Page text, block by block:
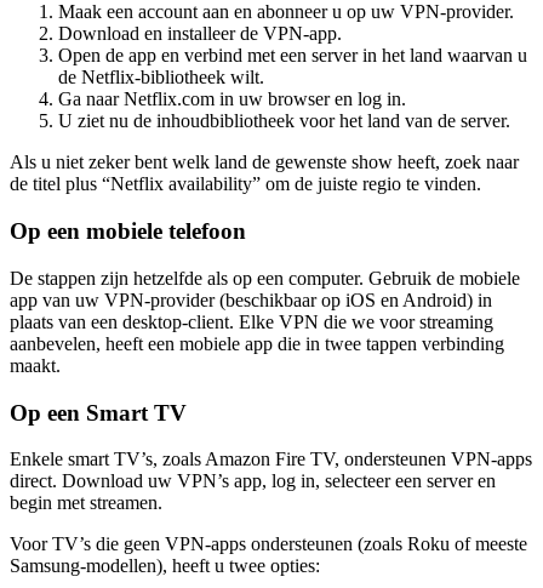
Maak een account aan en abonneer u op uw VPN-provider.
Download en installeer de VPN-app.
Open de app en verbind met een server in het land waarvan u
de Netflix-bibliotheek wilt.
Ga naar Netflix.com in uw browser en log in.
U ziet nu de inhoudbibliotheek voor het land van de server.
Als u niet zeker bent welk land de gewenste show heeft, zoek naar
de titel plus “Netflix availability” om de juiste regio te vinden.
Op een mobiele telefoon
De stappen zijn hetzelfde als op een computer. Gebruik de mobiele
app van uw VPN-provider (beschikbaar op iOS en Android) in
plaats van een desktop-client. Elke VPN die we voor streaming
aanbevelen, heeft een mobiele app die in twee tappen verbinding
maakt.
Op een Smart TV
Enkele smart TV’s, zoals Amazon Fire TV, ondersteunen VPN-apps
direct. Download uw VPN’s app, log in, selecteer een server en
begin met streamen.
Voor TV’s die geen VPN-apps ondersteunen (zoals Roku of meeste
Samsung-modellen), heeft u twee opties: